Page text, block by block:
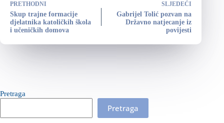
PRETHODNI
Skup trajne formacije
djelatnika katoličkih škola
i učeničkih domova
SLJEDEĆI
Gabrijel Tolić pozvan na
Državno natjecanje iz
povijesti
Pretraga
Pretraga